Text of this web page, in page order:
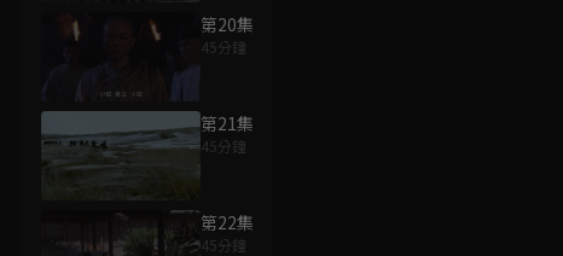
第20集
45分鐘
第21集
45分鐘
第22集
45分鐘